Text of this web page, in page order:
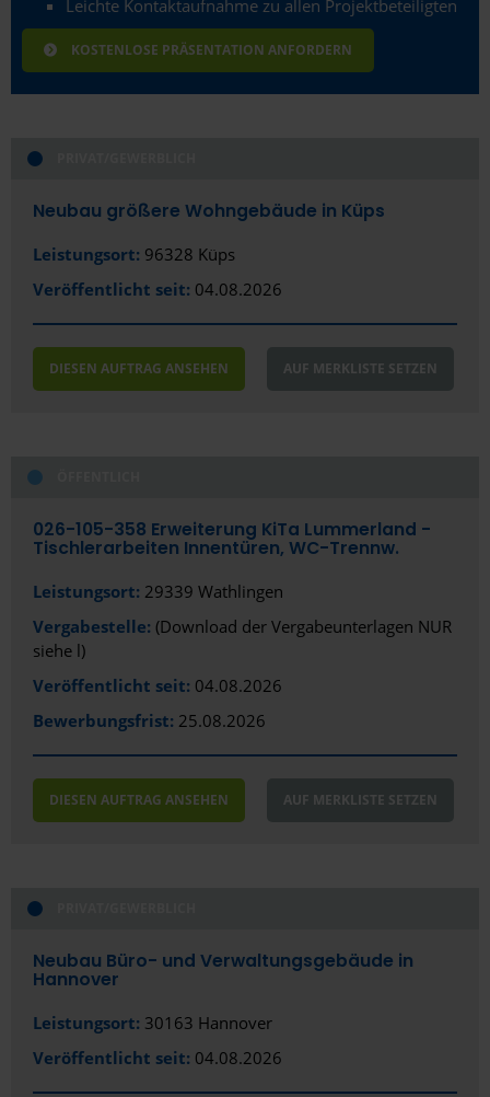
Essen
Esslingen am Neckar
Flensburg
Frankfurt (Oder)
Frankfurt am Main
Freiburg im Breisgau
Gelsenkirchen
Gera
Gießen
Gladbeck
Gotha
Hamburg
Hameln
Leichte Kontaktaufnahme zu allen Projektbeteiligten
KOSTENLOSE PRÄSENTATION ANFORDERN
Neubau größere Wohngebäude in Küps
Leistungsort: 96328 Küps
Veröffentlicht seit: 04.08.2026
DIESEN AUFTRAG ANSEHEN AUF MERKLISTE SETZEN
026-105-358 Erweiterung KiTa Lummerland -
Tischlerarbeiten Innentüren, WC-Trennw.
Leistungsort: 29339 Wathlingen
Vergabestelle: (Download der Vergabeunterlagen NUR
siehe l)
Veröffentlicht seit: 04.08.2026
Bewerbungsfrist: 25.08.2026
DIESEN AUFTRAG ANSEHEN AUF MERKLISTE SETZEN
Neubau Büro- und Verwaltungsgebäude in
Hannover
Leistungsort: 30163 Hannover
Veröffentlicht seit: 04.08.2026